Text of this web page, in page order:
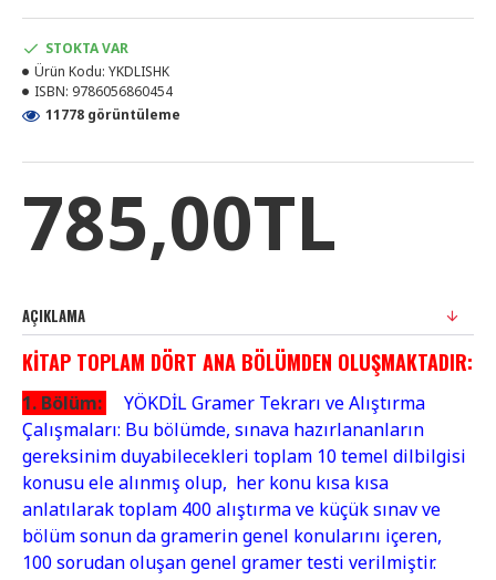
deyneytmey
boynuystu
veyreyn
deyneytmey
boynuystu
veyreyn
siyteyleyr
veyreyn
siyteyleyr
boynuystu
veyreyn
siyteyleyr
deyneytmey
boynuystu
veyreyn
siyteyleyr
785,00TL
STOKTA VAR
Ürün Kodu: YKDLISHK
ISBN: 9786056860454
11778 görüntüleme
AÇIKLAMA
KITAP TOPLAM DÖRT ANA BÖLÜMDEN OLUŞMAKTADIR:
1. Bölüm:
YÖKDİL Gramer Tekrarı ve Alıştırma
Çalışmaları: Bu bölümde, sınava hazırlananların
gereksinim duyabilecekleri toplam 10 temel dilbilgisi
konusu ele alınmış olup, her konu kısa kısa
anlatılarak toplam 400 alıştırma ve küçük sınav ve
bölüm sonun da gramerin genel konularını içeren,
100 sorudan oluşan genel gramer testi verilmiştir.